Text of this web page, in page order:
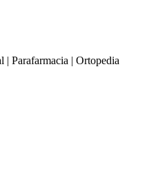
| Parafarmacia | Ortopedia